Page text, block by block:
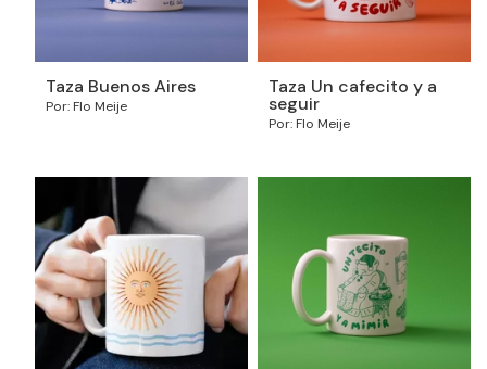
Taza Buenos Aires
Por: Flo Meije
Taza Un cafecito y a
seguir
Por: Flo Meije